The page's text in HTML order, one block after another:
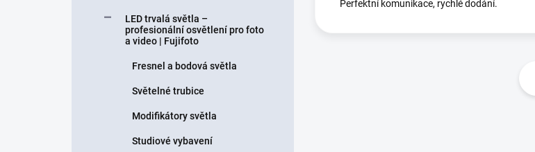
LED trvalá světla –
profesionální osvětlení pro foto
a video | Fujifoto
Fresnel a bodová světla
Světelné trubice
Modifikátory světla
Studiové vybavení
Perfektní komunikace, rychlé dodání.